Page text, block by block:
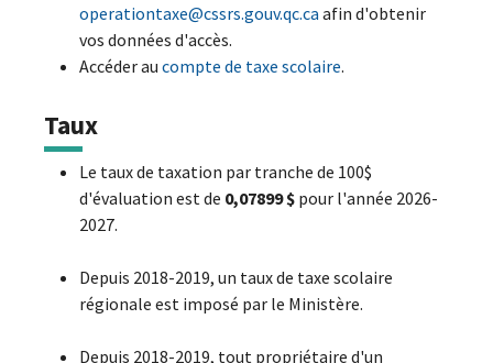
operationtaxe@cssrs.gouv.qc.ca afin d'obtenir
vos données d'accès.
Accéder au compte de taxe scolaire.
Taux
Le taux de taxation par tranche de 100$
d'évaluation est de 0,07899 $ pour l'année 2026-
2027.
Depuis 2018-2019, un taux de taxe scolaire
régionale est imposé par le Ministère.
Depuis 2018-2019, tout propriétaire d'un